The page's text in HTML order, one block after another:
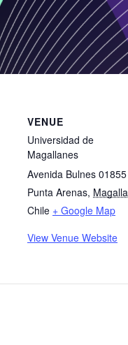
VENUE
Universidad de
Magallanes
Avenida Bulnes 01855
Punta Arenas,
Chile + Google Map
View Venue Website